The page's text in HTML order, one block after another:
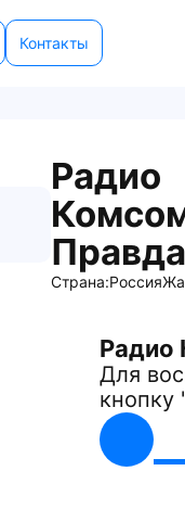
Контакты
Радио
Правда
Страна:Россия
Радио
Для
кнопку